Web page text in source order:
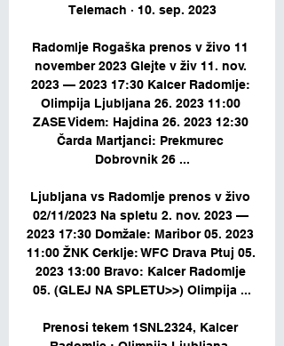
Telemach · 10. sep. 2023
Radomlje Rogaška prenos v živo 11
november 2023 Glejte v živ 11. nov.
2023 — 2023 17:30 Kalcer Radomlje:
Olimpija Ljubljana 26. 2023 11:00
ZASE Videm: Hajdina 26. 2023 12:30
Čarda Martjanci: Prekmurec
Dobrovnik 26 ...
Ljubljana vs Radomlje prenos v živo
02/11/2023 Na spletu 2. nov. 2023 —
2023 17:30 Domžale: Maribor 05. 2023
11:00 ŽNK Cerklje: WFC Drava Ptuj 05.
2023 13:00 Bravo: Kalcer Radomlje
05. (GLEJ NA SPLETU>>) Olimpija ...
Prenosi tekem 1SNL2324, Kalcer